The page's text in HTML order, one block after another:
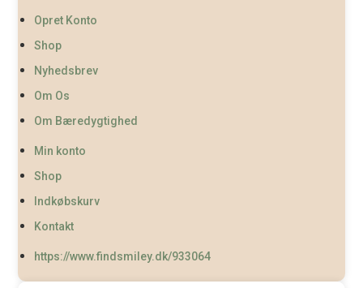
Opret Konto
Shop
Nyhedsbrev
Om Os
Om Bæredygtighed
Min konto
Shop
Indkøbskurv
Kontakt
https://www.findsmiley.dk/933064